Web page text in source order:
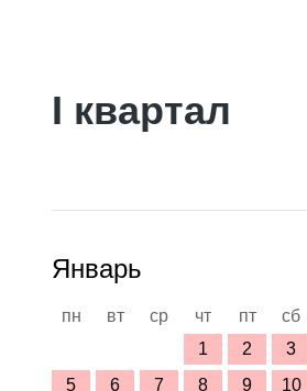
I квартал
Январь
пн вт ср чт пт сб
1
2 3
5
6 7 8 9 10